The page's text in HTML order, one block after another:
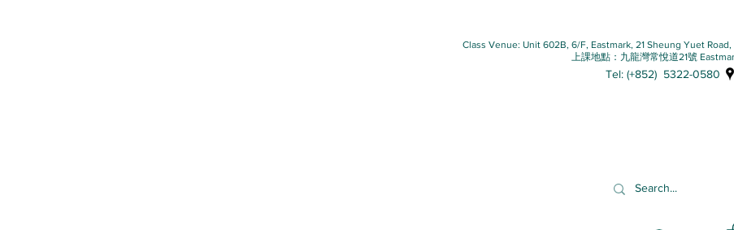
Class Venue: Unit 602B, 6/F, Eastmark, 21 Sheung Yuet
上課地點：九龍灣常悅道21號
Tel: (+852) 5322-0580